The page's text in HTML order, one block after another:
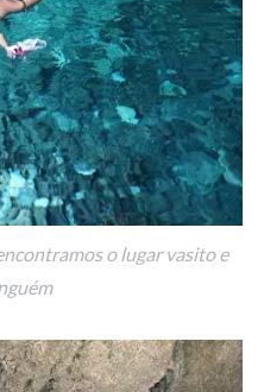
o lugar vasito e